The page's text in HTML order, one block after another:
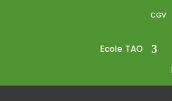
CGV
Ecole TAO